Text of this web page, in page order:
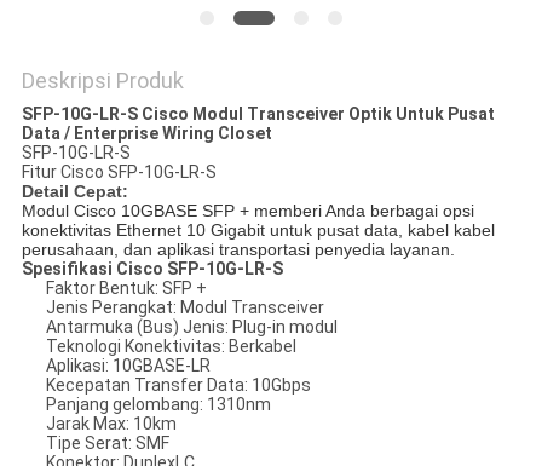
Deskripsi Produk
SFP-10G-LR-S Cisco Modul Transceiver Optik Untuk Pusat
Data / Enterprise Wiring Closet
SFP-10G-LR-S
Fitur Cisco SFP-10G-LR-S
Detail Cepat:
Modul Cisco 10GBASE SFP + memberi Anda berbagai opsi
konektivitas Ethernet 10 Gigabit untuk pusat data, kabel kabel
perusahaan, dan aplikasi transportasi penyedia layanan.
Spesifikasi Cisco SFP-10G-LR-S
Faktor Bentuk: SFP +
Jenis Perangkat: Modul Transceiver
Antarmuka (Bus) Jenis: Plug-in modul
Teknologi Konektivitas: Berkabel
Aplikasi: 10GBASE-LR
Kecepatan Transfer Data: 10Gbps
Panjang gelombang: 1310nm
Jarak Max: 10km
Tipe Serat: SMF